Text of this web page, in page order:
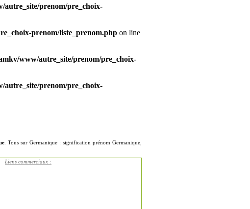
autre_site/prenom/pre_choix-
prenom/liste_prenom.php on line
www/autre_site/prenom/pre_choix-
autre_site/prenom/pre_choix-
. Tous sur Germanique : signification prénom Germanique,
Liens commerciaux :